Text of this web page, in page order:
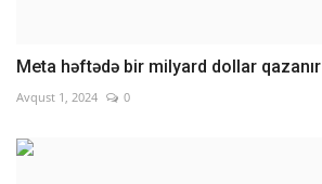
Meta həftədə bir milyard dollar qazanır
Avqust 1, 2024 0